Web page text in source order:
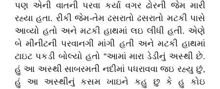
પણ એની વાતની પરવા કર્યા વગર ઢોરની જેમ મારી
રહ્યા હતા. રીકી જેમ-તેમ ઢસરાતો ઢસરાતો મટકી પાસે
આવ્યો હતો અને મટકી હાથમાં લઇ લીધી હતી. એણે
બે મીનીટની પરવાનગી માંગી હતી અને મટકી હાથમાં
ટાઇટ પકડી બોલ્યો હતો “આમાં મારા ડેડીનું અસ્થી છે.
હું આ અસ્થી સાબરમતી નદીમાં પધરાવવા જઇ રહ્યુ છું,
હું આ અસ્થીનું કસમ ખાઇને કહુ છુ કે હુ કોઇ